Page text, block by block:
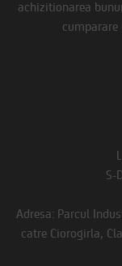
achizitionarea
S-
Adresa: Parcul
catre Ciorogirla,